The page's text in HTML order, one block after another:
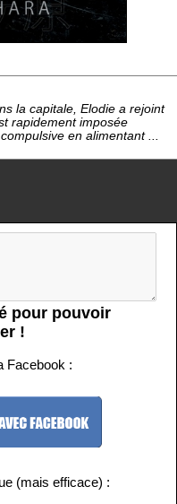
la capitale, Elodie a rejoint
rapidement imposée
en alimentant ...
pour pouvoir
!
Facebook :
(mais efficace) :